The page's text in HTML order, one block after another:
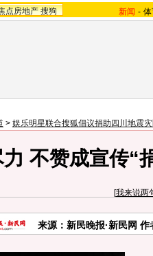
点房地产 搜狗 新闻 -
> 娱乐明星联合搜狐倡议捐助四川地震
不赞成宣传“
[我来说两
来源：新民晚报·新民网